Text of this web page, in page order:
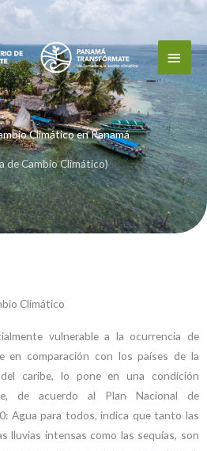
Climático en Panamá
de Cambio Climático)
Climático
vulnerable a la ocurrencia de
en comparación con los países de la
caribe, lo pone en una condición
de acuerdo al Plan Nacional de
Agua para todos, indica que tanto las
lluvias intensas como las sequías, son